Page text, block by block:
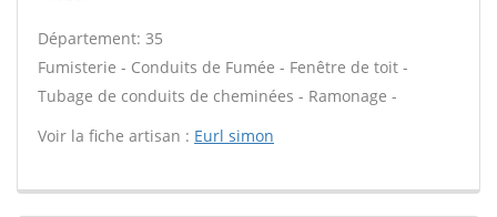
Département: 35
Fumisterie - Conduits de Fumée - Fenêtre de toit -
Tubage de conduits de cheminées - Ramonage -
Voir la fiche artisan : Eurl simon